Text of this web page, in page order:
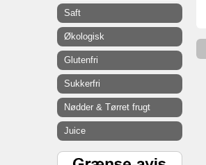
Saft
Økologisk
Glutenfri
Sukkerfri
Nødder & Tørret frugt
Juice